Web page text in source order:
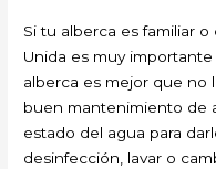
Si tu alberca es familiar
Unida es muy
alberca es mejor que no
buen mantenimiento de
estado del agua para
desinfección, lavar o